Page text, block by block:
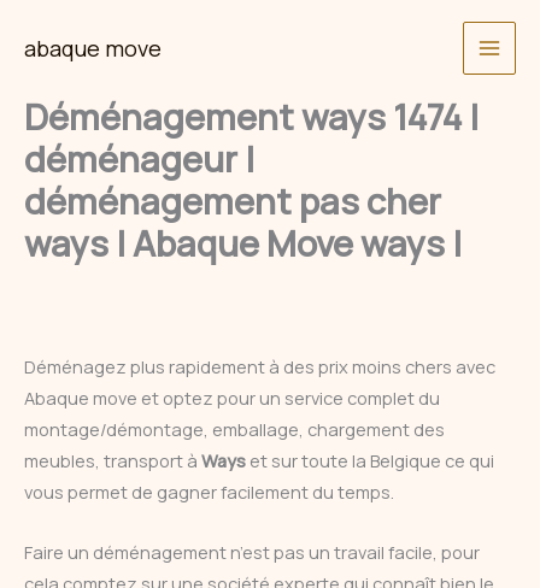
abaque move
Déménagement ways 1474 |
déménageur |
déménagement pas cher
ways | Abaque Move ways |
Déménagez plus rapidement à des prix moins chers avec
Abaque move et optez pour un service complet du
montage/démontage, emballage, chargement des
meubles, transport à Ways et sur toute la Belgique ce qui
vous permet de gagner facilement du temps.
Faire un déménagement n’est pas un travail facile, pour
cela comptez sur une société experte qui connaît bien le